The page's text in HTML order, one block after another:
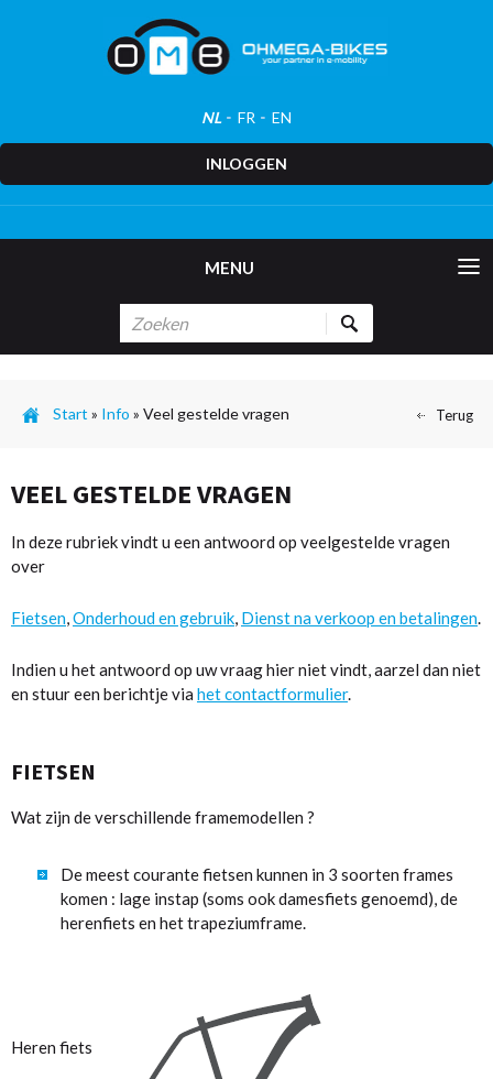
NL FR EN
INLOGGEN
MENU
Start » Info » Veel gestelde vragen
VEEL GESTELDE VRAGEN
In deze rubriek vindt u een antwoord op veelgestelde vragen
over
Fietsen,Onderhoud en gebruik, Dienst na verkoop en betalingen.
Indien u het antwoord op uw vraag hier niet vindt, aarzel dan niet
en stuur een berichtje via het contactformulier.
FIETSEN
Wat zijn de verschillende framemodellen ?
De meest courante fietsen kunnen in 3 soorten frames
komen : lage instap (soms ook damesfiets genoemd), de
herenfiets en het trapeziumframe.
Heren fiets